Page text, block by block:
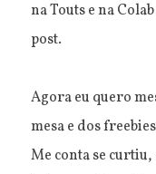
na Touts e na
post.
Agora eu quero
mesa e dos
Me conta se